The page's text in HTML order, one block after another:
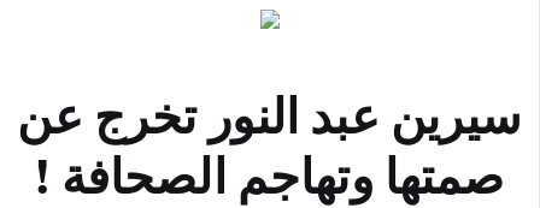
سيرين عبد النور تخرج عن
صمتها وتهاجم الصحافة !